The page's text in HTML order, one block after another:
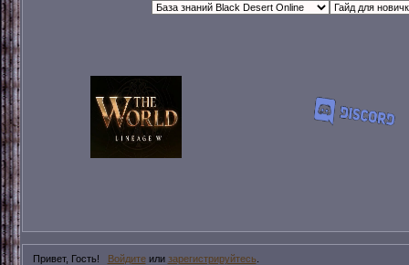
Привет, Гость! Войдитеили зарегистрируйтесь